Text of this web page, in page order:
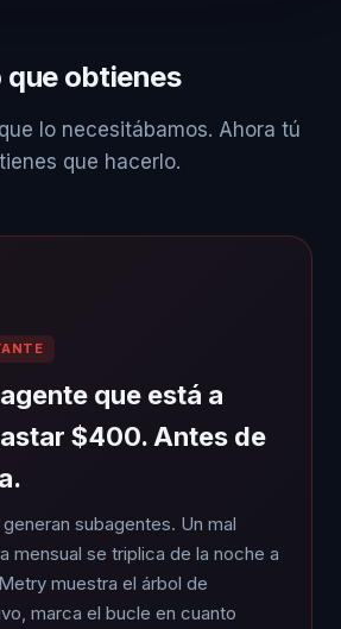
que obtienes
lo necesitábamos. Ahora tú
que hacerlo.
que está a
$400. Antes de
subagentes. Un mal
mensual se triplica de la noche a
muestra el árbol de
marca el bucle en cuanto